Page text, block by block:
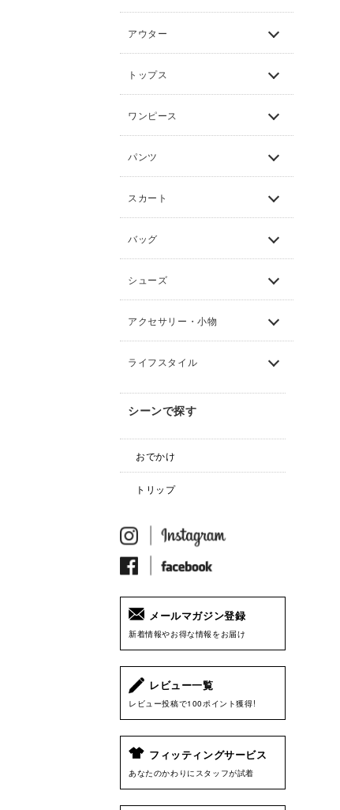
アウター
トップス
ワンピース
パンツ
スカート
バッグ
シューズ
アクセサリー・小物
ライフスタイル
シーンで探す
おでかけ
トリップ
メールマガジン登録
新着情報やお得な情報をお届け
レビュー一覧
レビュー投稿で100ポイント獲得!
フィッティングサービス
あなたのかわりにスタッフが試着